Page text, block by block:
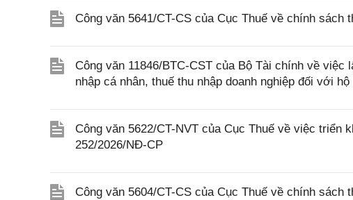
Công văn 5641/CT-CS của Cục Thuế về chính sách
Công văn 11846/BTC-CST của Bộ Tài chính về
nhập cá nhân, thuế thu nhập doanh nghiệp đối với
Công văn 5622/CT-NVT của Cục Thuế về việc triển
252/2026/NĐ-CP
Công văn 5604/CT-CS của Cục Thuế về chính sách